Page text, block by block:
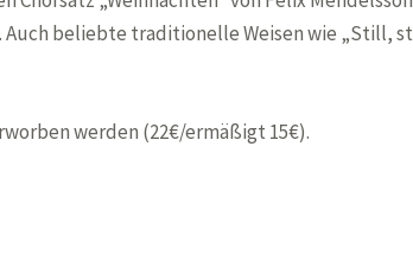
Auch beliebte traditionelle Weisen wie
werden (22€/ermäßigt 15€).